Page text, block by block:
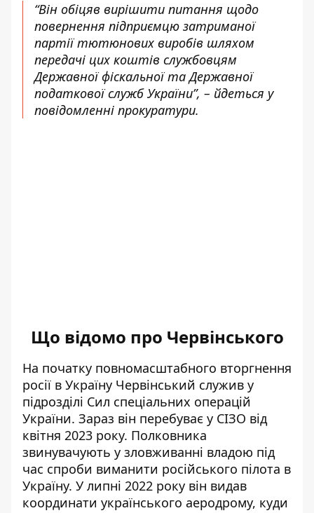
“Він обіцяв вирішити питання щодо
повернення підприємцю затриманої
партії тютюнових виробів шляхом
передачі цих коштів службовцям
Державної фіскальної та Державної
податкової служб України”, – йдеться у
повідомленні прокуратури.
Що відомо про Червінського
На початку повномасштабного вторгнення
росії в Україну Червінський служив у
підрозділі Сил спеціальних операцій
України. Зараз він перебуває у СІЗО від
квітня 2023 року. Полковника
звинувачують у зловживанні владою під
час спроби виманити російського пілота в
Україну. У липні 2022 року він видав
координати українського аеродрому, куди